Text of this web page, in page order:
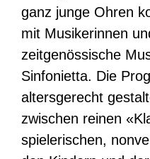
ganz junge Ohren
mit Musikerinnen
zeitgenössische
Sinfonietta. Die
altersgerecht
zwischen reinen
spielerischen,